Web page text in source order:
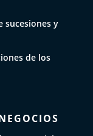
sucesiones y
de los